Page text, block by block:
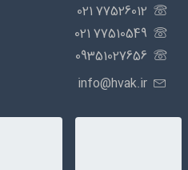
77526012 021
77510549 021
09351027656
info@hvak.ir